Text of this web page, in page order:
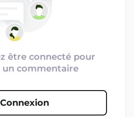
être connecté pour
un commentaire
Connexion